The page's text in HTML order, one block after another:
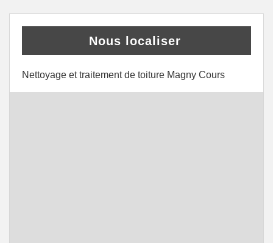
Nous localiser
Nettoyage et traitement de toiture Magny Cours